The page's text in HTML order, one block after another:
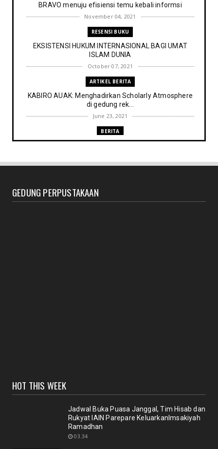
BRAVO menuju efisiensi temu kebali informsi
November 04, 2021
RESENSI BUKU
EKSISTENSI HUKUM INTERNASIONAL BAGI UMAT
ISLAM DUNIA
October 07, 2021
ARTIKEL BERITA
KABIRO AUAK: Menghadirkan Scholarly Atmosphere
di gedung rek...
June 23, 2021
BERITA
June 06, 2021
Proker UPT. Perpustakaan IAIN Parepare menuju
perpustakaan ...
Sinergi dosen dan Perpustakaan melalui workshop
repository y...
November 10, 2020
UNCATEGORIZED
Nuansa berbunga bunga bentuk respon terhadap
GEDUNG PERPUSTAKAAN
HOT THIS WEEK
Jadwal Buka Puasa Janggal, Tim Hisab dan
Rukyat IAIN Parepare KeluarkanImsakiyah
Ramadhan
03.34